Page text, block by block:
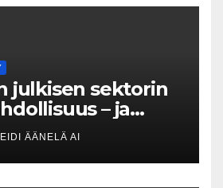
julkisen sektorin
– ja
välittömiä
ÄÄNELÄ AI